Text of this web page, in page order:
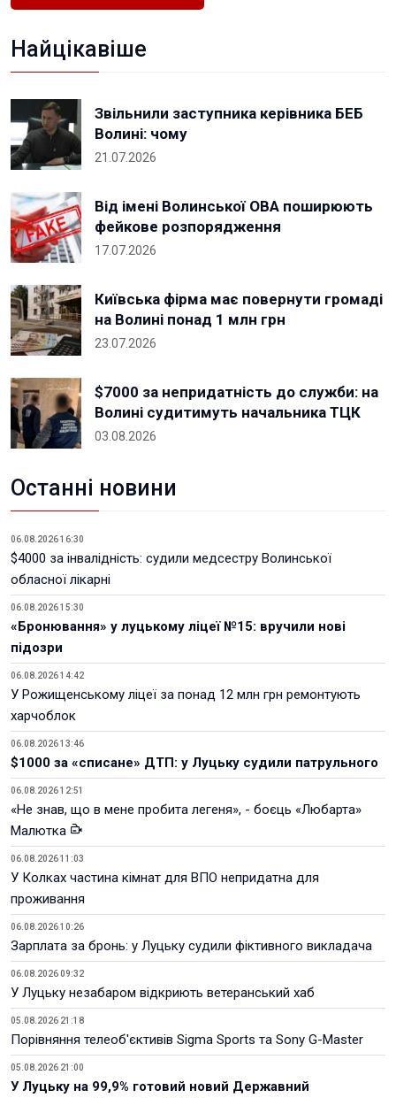
Найцікавіше
Звільнили заступника керівника БЕБ
Волині: чому
21.07.2026
Від імені Волинської ОВА поширюють
фейкове розпорядження
17.07.2026
Київська фірма має повернути громаді
на Волині понад 1 млн грн
23.07.2026
$7000 за непридатність до служби: на
Волині судитимуть начальника ТЦК
03.08.2026
Останні новини
06.08.2026 16:30
$4000 за інвалідність: судили медсестру Волинської
обласної лікарні
06.08.2026 15:30
«Бронювання» у луцькому ліцеї №15: вручили нові
підозри
06.08.2026 14:42
У Рожищенському ліцеї за понад 12 млн грн ремонтують
харчоблок
06.08.2026 13:46
$1000 за «списане» ДТП: у Луцьку судили патрульного
06.08.2026 12:51
«Не знав, що в мене пробита легеня», - боєць «Любарта»
Малютка
06.08.2026 11:03
У Колках частина кімнат для ВПО непридатна для
проживання
06.08.2026 10:26
Зарплата за бронь: у Луцьку судили фіктивного викладача
06.08.2026 09:32
У Луцьку незабаром відкриють ветеранський хаб
05.08.2026 21:18
Порівняння телеоб'єктивів Sigma Sports та Sony G-Master
05.08.2026 21:00
У Луцьку на 99,9% готовий новий Державний